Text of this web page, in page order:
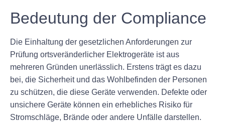
Bedeutung der Compliance
Die Einhaltung der gesetzlichen Anforderungen zur
Prüfung ortsveränderlicher Elektrogeräte ist aus
mehreren Gründen unerlässlich. Erstens trägt es dazu
bei, die Sicherheit und das Wohlbefinden der Personen
zu schützen, die diese Geräte verwenden. Defekte oder
unsichere Geräte können ein erhebliches Risiko für
Stromschläge, Brände oder andere Unfälle darstellen.